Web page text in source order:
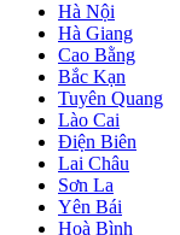
Hà Nội
Hà Giang
Cao Bằng
Bắc Kạn
Tuyên Quang
Lào Cai
Điện Biên
Lai Châu
Sơn La
Yên Bái
Hoà Bình